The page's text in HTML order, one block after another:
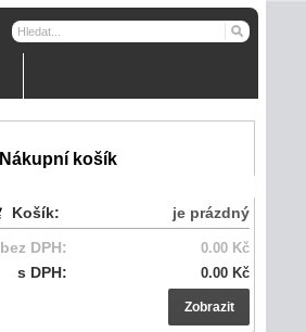
Nákupní košík
Košík:
je prázdný
bez DPH:
0.00 Kč
s DPH: 0.00 Kč
Zobrazit